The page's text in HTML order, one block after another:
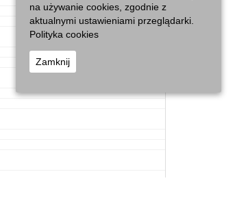
na używanie cookies, zgodnie z
aktualnymi ustawieniami przeglądarki.
Polityka cookies
Zamknij